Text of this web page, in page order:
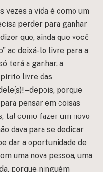
a vida é como um
perder para ganhar
que, ainda que você
ao deixá-lo livre para a
terá a ganhar, a
livre das
– depois, porque
pensar em coisas
tal como fazer um novo
dava para se dedicar
dar a oportunidade de
uma nova pessoa, uma
porque ninguém